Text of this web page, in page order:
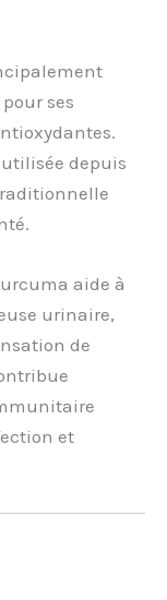
ses
depuis
aide à
urinaire,
de
et